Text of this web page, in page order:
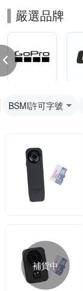
嚴選品牌
BSMI許可字號
補貨中